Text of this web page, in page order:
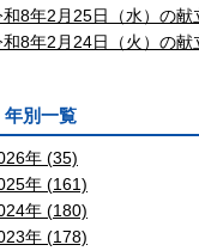
和8年2月25日（水）の献
和8年2月24日（火）の献
年別一覧
年 (35)
年 (161)
年 (180)
年 (178)